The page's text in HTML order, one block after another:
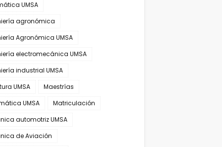
UMSA
agronómica
Agronómica UMSA
electromecánica UMSA
industrial UMSA
UMSA
Maestrías
UMSA
Matriculación
automotriz UMSA
de Aviación